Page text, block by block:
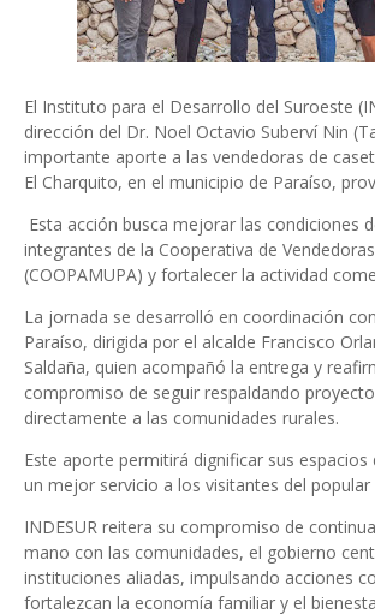
El Instituto para el Desarrollo del Suroeste
dirección del Dr. Noel Octavio Suberví Nin
importante aporte a las vendedoras de
El Charquito, en el municipio de Paraíso,
Esta acción busca mejorar las condiciones
integrantes de la Cooperativa de
(COOPAMUPA) y fortalecer la actividad
La jornada se desarrolló en coordinación
Paraíso, dirigida por el alcalde Francisco
Saldaña, quien acompañó la entrega y
compromiso de seguir respaldando
directamente a las comunidades rurales.
Este aporte permitirá dignificar sus
un mejor servicio a los visitantes del popular
INDESUR reitera su compromiso de
mano con las comunidades, el gobierno
instituciones aliadas, impulsando acciones
fortalezcan la economía familiar y el